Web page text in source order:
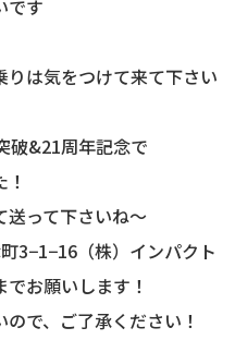
です
は気をつけて来て下さい
破&21周年記念で
送って下さいね〜
3−1−16（株）インパクト
でお願いします！
で、ご了承ください！